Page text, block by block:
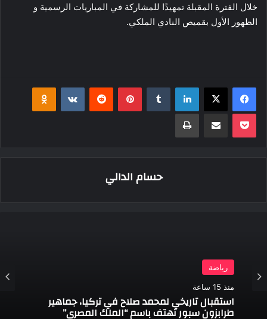
خلال الفترة المقبلة تمهيدًا للمشاركة في المباريات الرسمية و
الظهور الأول بقميص النادي الملكي.
فيسبوك ‫X لينكدإن بينتيريست
‫Pocket مشاركة عبر البريد طباعة
حسام الدالي
رياضة
منذ 15 ساعة
استقبال تاريخي لمحمد صلاح في تركيا، جماهير
طرابزون سبور تهتف باسم “الملك المصري”